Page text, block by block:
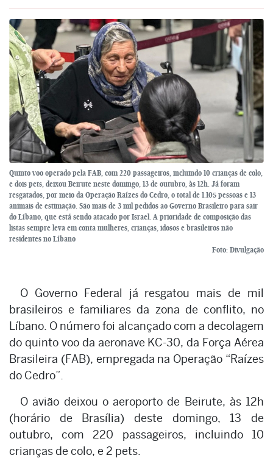
Quinto voo operado pela FAB, com 220 passageiros, incluindo 10 crianças de colo,
e dois pets, deixou Beirute neste domingo, 13 de outubro, às 12h. Já foram
resgatados, por meio da Operação Raízes do Cedro, o total de 1.105 pessoas e 13
animais de estimação. São mais de 3 mil pedidos ao Governo Brasileiro para sair
do Líbano, que está sendo atacado por Israel. A prioridade de composição das
listas sempre leva em conta mulheres, crianças, idosos e brasileiros não
residentes no Líbano
Foto: Divulgação
O Governo Federal já resgatou mais de mil
brasileiros e familiares da zona de conflito, no
Líbano. O número foi alcançado com a decolagem
do quinto voo da aeronave KC-30, da Força Aérea
Brasileira (FAB), empregada na Operação “Raízes
do Cedro”.
O avião deixou o aeroporto de Beirute, às 12h
(horário de Brasília) deste domingo, 13 de
outubro, com 220 passageiros, incluindo 10
crianças de colo, e 2 pets.